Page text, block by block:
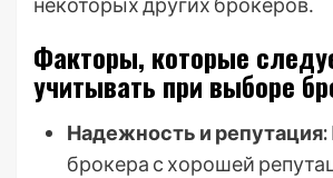
Факторы, которые
учитывать при выборе
Надежность и репутация:
брокера с хорошей